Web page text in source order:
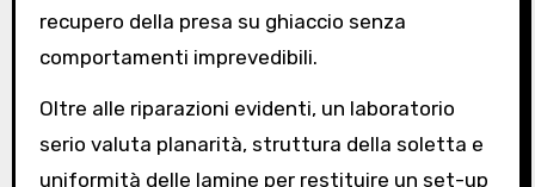
recupero della presa su ghiaccio senza
comportamenti imprevedibili.
Oltre alle riparazioni evidenti, un laboratorio
serio valuta planarità, struttura della soletta e
uniformità delle lamine per restituire un set-up